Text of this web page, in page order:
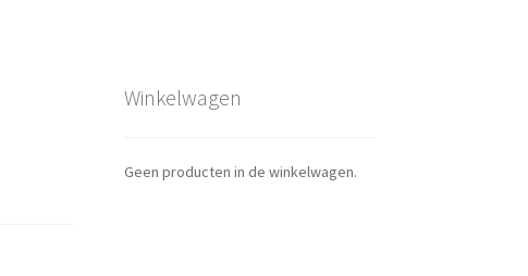
Winkelwagen
Geen producten in de winkelwagen.